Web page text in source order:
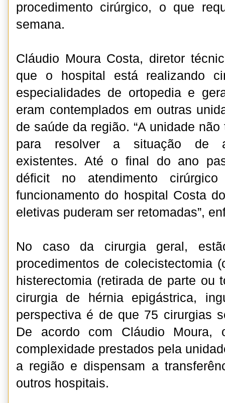
procedimento cirúrgico, o que
semana.
Cláudio Moura Costa, diretor
que o hospital está realizando
especialidades de ortopedia e
eram contemplados em outras
de saúde da região. “A unidade
para resolver a situação de
existentes. Até o final do ano
déficit no atendimento
funcionamento do hospital Costa
eletivas puderam ser retomadas”,
No caso da cirurgia geral,
procedimentos de colecistectomia
histerectomia (retirada de parte ou
cirurgia de hérnia epigástrica,
perspectiva é de que 75 cirurgias
De acordo com Cláudio Moura,
complexidade prestados pela
a região e dispensam a
outros hospitais.